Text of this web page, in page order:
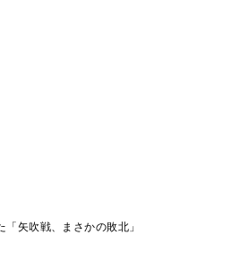
矢吹戦、まさかの敗北」